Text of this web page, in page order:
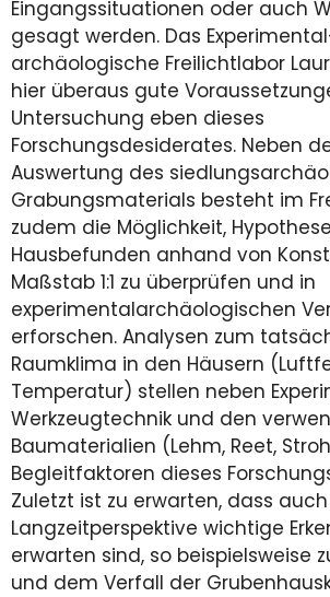
Eingangssituationen oder auch
gesagt werden. Das
archäologische Freilichtlabor
hier überaus gute
Untersuchung eben dieses
Forschungsdesiderates. Neben
Auswertung des
Grabungsmaterials besteht im
zudem die Möglichkeit,
Hausbefunden anhand von
Maßstab 1:1 zu überprüfen und in
experimentalarchäologischen
erforschen. Analysen zum
Raumklima in den Häusern
Temperatur) stellen neben
Werkzeugtechnik und den
Baumaterialien (Lehm, Reet,
Begleitfaktoren dieses
Zuletzt ist zu erwarten, dass
Langzeitperspektive wichtige
erwarten sind, so beispielsweise
und dem Verfall der